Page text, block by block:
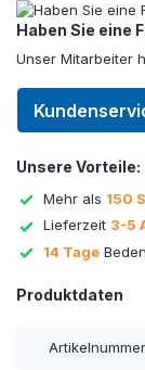
Haben Sie eine
Unser Mitarbeiter
Unsere Vorteile:
Mehr als 150
Lieferzeit 3-5
14 Tage
Produktdaten